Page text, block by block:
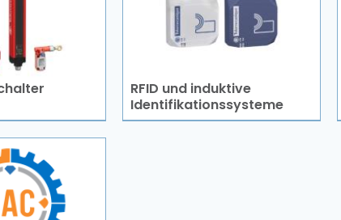
RFID und induktive
Identifikationssysteme